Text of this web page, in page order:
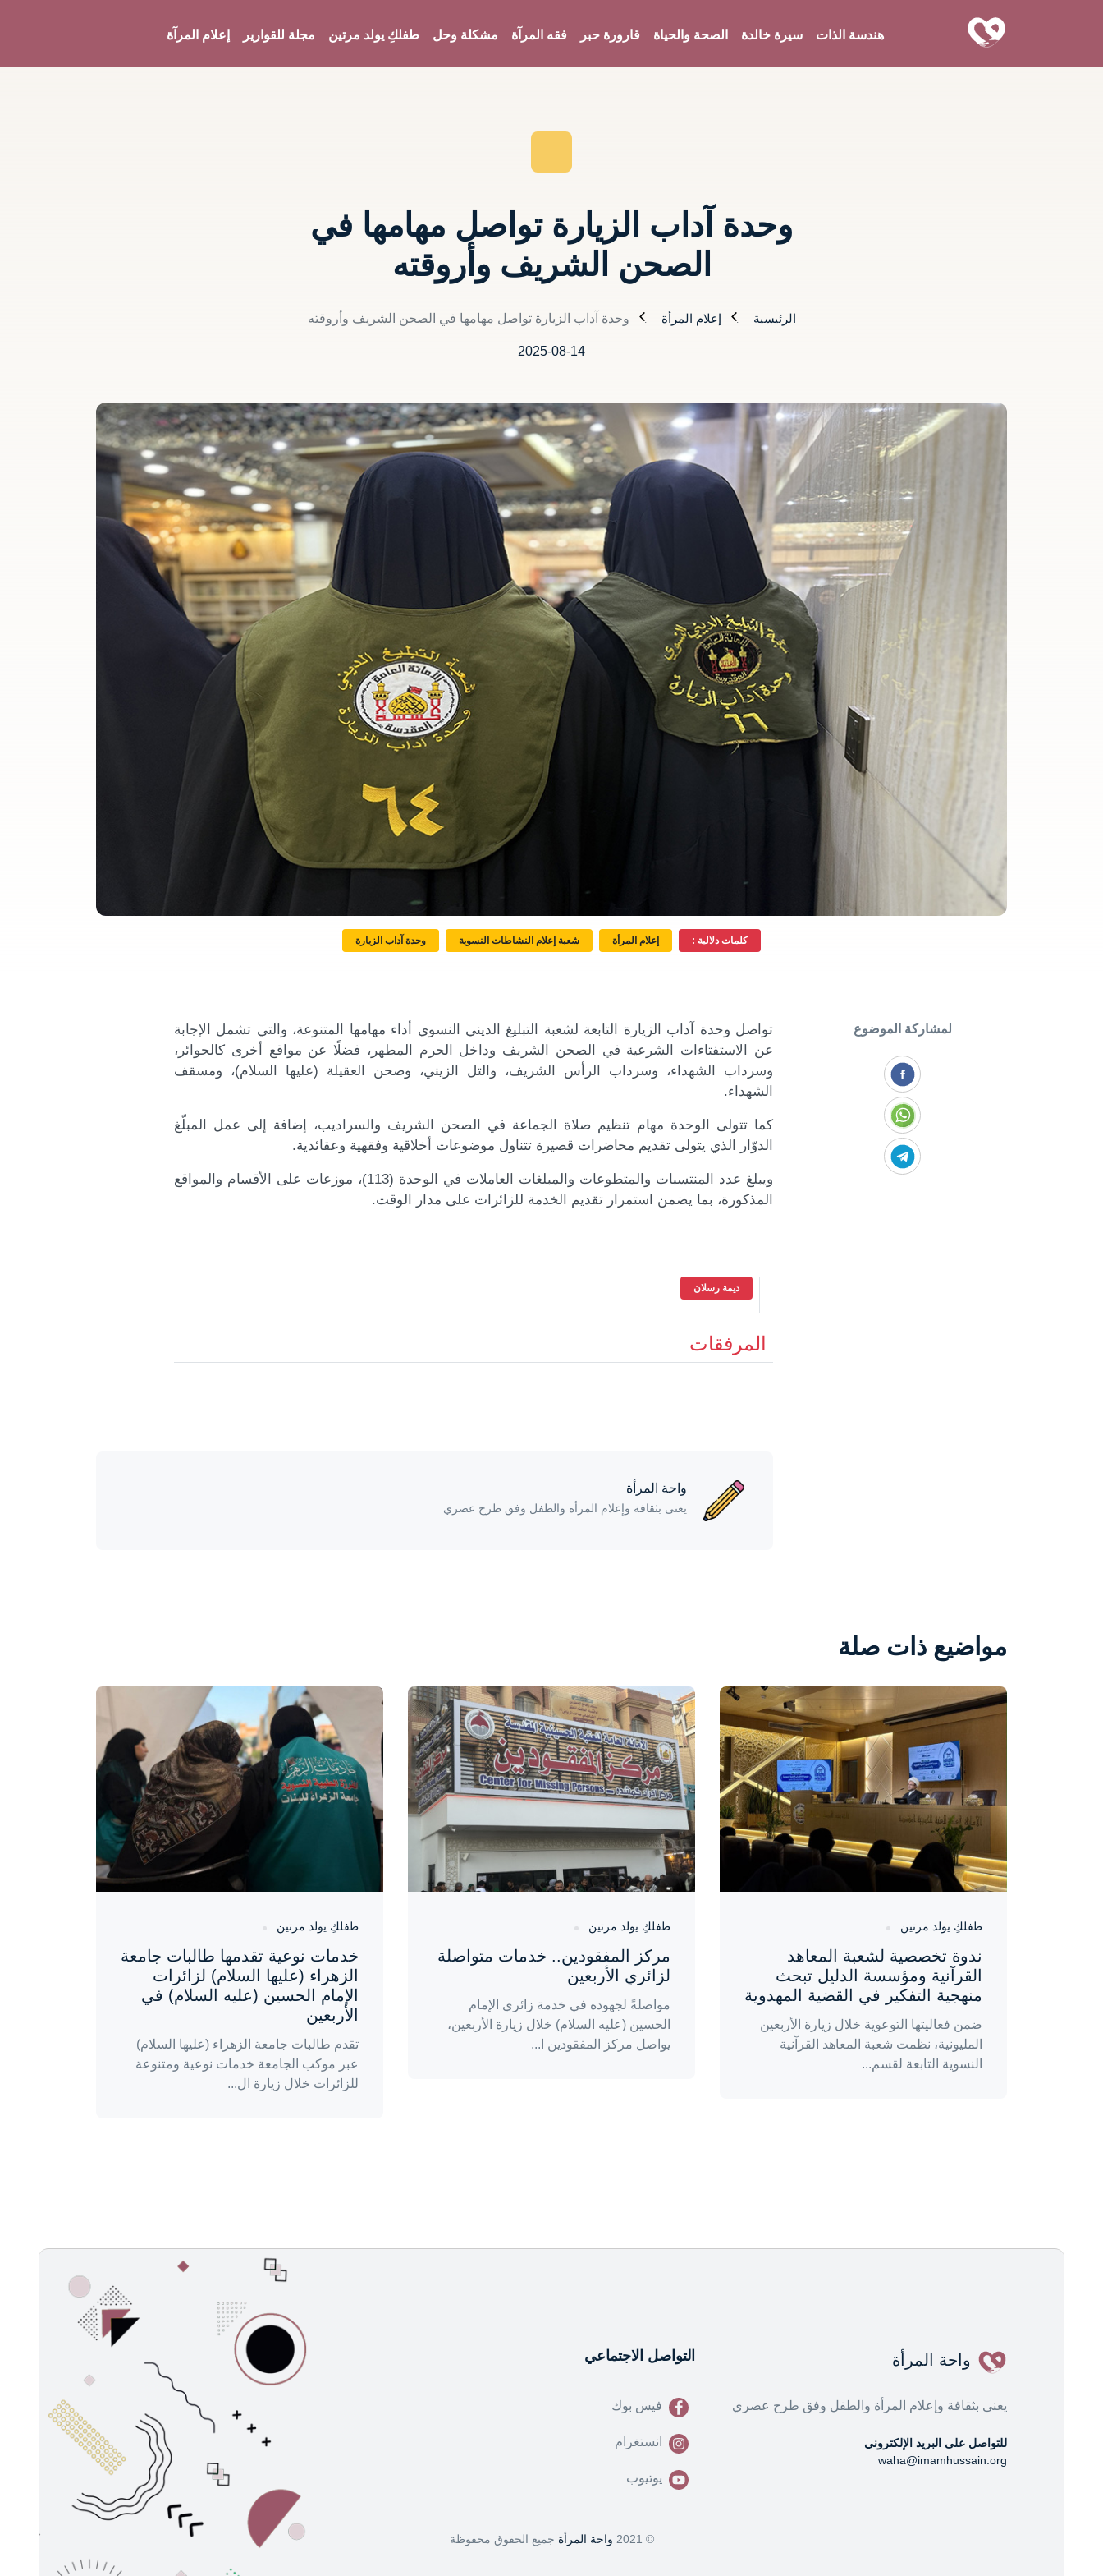
هندسة الذات سيرة خالدة الصحة والحياة قارورة حبر فقه المرآة مشكلة وحل طفلكِ يولد مرتين مجلة للقوارير إعلام المرآة
وحدة آداب الزيارة تواصل مهامها في
الصحن الشريف وأروقته
الرئيسية إعلام المرأة وحدة آداب الزيارة تواصل مهامها في الصحن الشريف وأروقته
2025-08-14
كلمات دلالية : إعلام المرأة شعبة إعلام النشاطات النسوية وحدة آداب الزيارة
لمشاركة الموضوع
تواصل وحدة آداب الزيارة التابعة لشعبة التبليغ الديني النسوي أداء مهامها المتنوعة، والتي تشمل الإجابة
عن الاستفتاءات الشرعية في الصحن الشريف وداخل الحرم المطهر، فضلًا عن مواقع أخرى كالحوائر،
وسرداب الشهداء، وسرداب الرأس الشريف، والتل الزيني، وصحن العقيلة (عليها السلام)، ومسقف
الشهداء.
كما تتولى الوحدة مهام تنظيم صلاة الجماعة في الصحن الشريف والسراديب، إضافة إلى عمل المبلّغ
الدوّار الذي يتولى تقديم محاضرات قصيرة تتناول موضوعات أخلاقية وفقهية وعقائدية.
ويبلغ عدد المنتسبات والمتطوعات والمبلغات العاملات في الوحدة (113)، موزعات على الأقسام والمواقع
المذكورة، بما يضمن استمرار تقديم الخدمة للزائرات على مدار الوقت.
ديمة رسلان
المرفقات
واحة المرأة
يعنى بثقافة وإعلام المرأة والطفل وفق طرح عصري
مواضيع ذات صلة
واحة المرأة
منذ 3 أيام
طفلكِ يولد مرتين
ندوة تخصصية لشعبة المعاهد
القرآنية ومؤسسة الدليل تبحث
منهجية التفكير في القضية المهدوية
ضمن فعاليتها التوعوية خلال زيارة الأربعين
المليونية، نظمت شعبة المعاهد القرآنية
النسوية التابعة لقسم...
واحة المرأة
منذ 4 أيام
طفلكِ يولد مرتين
مركز المفقودين.. خدمات متواصلة
لزائري الأربعين
مواصلةً لجهوده في خدمة زائري الإمام
الحسين (عليه السلام) خلال زيارة الأربعين،
يواصل مركز المفقودين ا...
واحة المرأة
منذ 4 أيام
طفلكِ يولد مرتين
خدمات نوعية تقدمها طالبات جامعة
الزهراء (عليها السلام) لزائرات
الإمام الحسين (عليه السلام) في
الأربعين
تقدم طالبات جامعة الزهراء (عليها السلام)
عبر موكب الجامعة خدمات نوعية ومتنوعة
للزائرات خلال زيارة ال...
واحة المرأة
يعنى بثقافة وإعلام المرأة والطفل وفق طرح عصري
للتواصل على البريد الإلكتروني
waha@imamhussain.org
التواصل الاجتماعي
فيس بوك
انستغرام
يوتيوب
© 2021 واحة المرأة جميع الحقوق محفوظة